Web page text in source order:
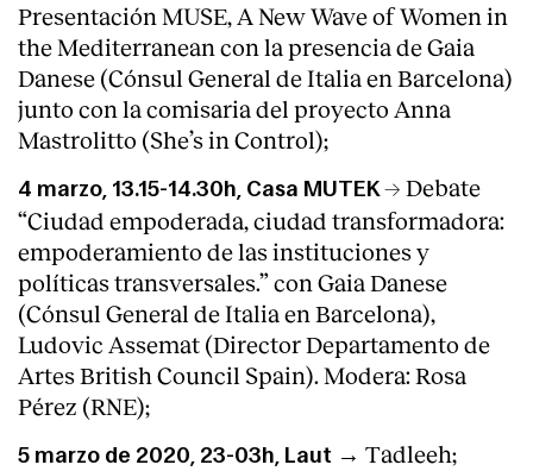
Presentación MUSE, A New Wave of Women in
the Mediterranean con la presencia de Gaia
Danese (Cónsul General de Italia en Barcelona)
junto con la comisaria del proyecto Anna
Mastrolitto (She’s in Control);
4 marzo, 13.15-14.30h, Casa MUTEK → Debate
“Ciudad empoderada, ciudad transformadora:
empoderamiento de las instituciones y
políticas transversales.” con Gaia Danese
(Cónsul General de Italia en Barcelona),
Ludovic Assemat (Director Departamento de
Artes British Council Spain). Modera: Rosa
Pérez (RNE);
5 marzo de 2020, 23-03h, Laut → Tadleeh;